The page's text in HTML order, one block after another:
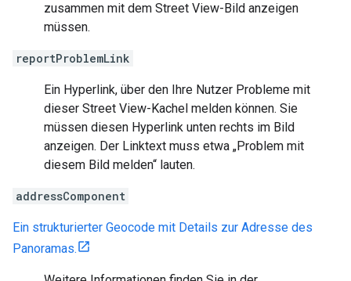
zusammen mit dem Street View-Bild anzeigen
müssen.
reportProblemLink
Ein Hyperlink, über den Ihre Nutzer Probleme mit
dieser Street View-Kachel melden können. Sie
müssen diesen Hyperlink unten rechts im Bild
anzeigen. Der Linktext muss etwa „Problem mit
diesem Bild melden“ lauten.
addressComponent
Ein strukturierter Geocode mit Details zur Adresse des
Panoramas.